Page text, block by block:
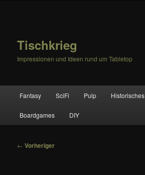
Tischkrieg
Impressionen und Ideen rund um Tabletop
Fantasy SciFi Pulp Historisches
Boardgames DIY
Beitragsnavigation
← Vorheriger